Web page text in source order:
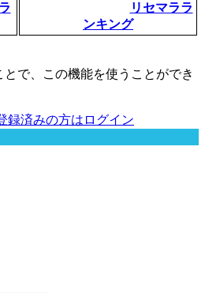
リセマララ
ンキング
で、この機能を使うことができ
録済みの方はログイン